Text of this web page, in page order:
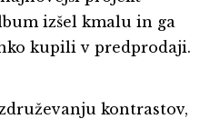
izšel kmalu in ga
kupili v predprodaji.
kontrastov,